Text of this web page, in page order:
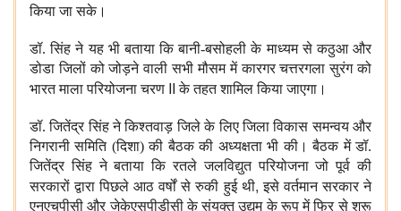
किया जा सके।
डॉ. सिंह ने यह भी बताया कि बानी-बसोहली के माध्यम से कठुआ और
डोडा जिलों को जोड़ने वाली सभी मौसम में कारगर चत्तरगला सुरंग को
भारत माला परियोजना चरण IIके तहत शामिल किया जाएगा।
डॉ. जितेंद्र सिंह ने किश्तवाड़ जिले के लिए जिला विकास समन्वय और
निगरानी समिति (दिशा) की बैठक की अध्यक्षता भी की। बैठक में डॉ.
जितेंद्र सिंह ने बताया कि रतले जलविद्युत परियोजना जो पूर्व की
सरकारों द्वारा पिछले आठ वर्षों से रुकी हुई थी,इसे वर्तमान सरकार ने
एनएचपीसी और जेकेएसपीडीसी के संयुक्त उद्यम के रूप में फिर से शुरू